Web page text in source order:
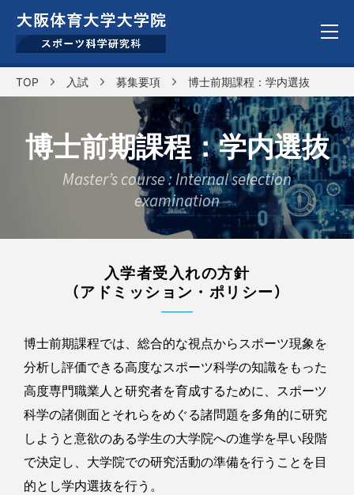
TOP 入試 募集要項 博士前期課程：学内選抜
博士前期課程：学内選抜
Master’s course : Internal selection
examination
入学者受入れの方針
（アドミッション・ポリシー）
博士前期課程では、総合的な視点からスポーツ現象を
分析し評価できる高度なスポーツ科学の知識をもった
高度専門職業人と研究者を育成するために、スポーツ
科学の諸側面とそれらをめぐる諸問題を多角的に研究
しようと意欲のある学生の大学院への進学を早い段階
で決定し、大学院での研究活動の準備を行うことを目
的とし学内選抜を行う。